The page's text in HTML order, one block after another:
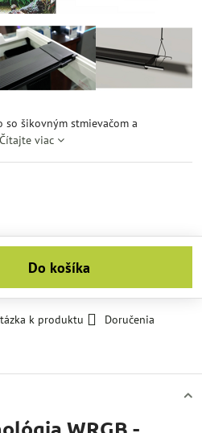
so šikovným stmievačom a
Čítajte viac
Do košíka
k produktu
Doručenia